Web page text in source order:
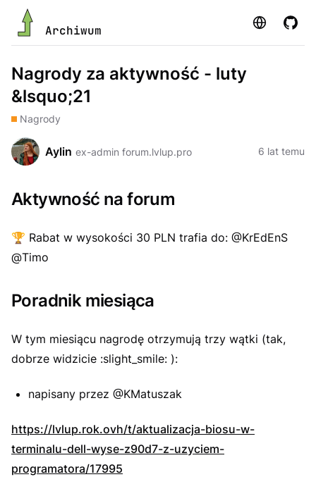
Archiwum Strona
Nagrody za aktywność - luty
&lsquo;21
Nagrody
Aylin ex-admin forum.lvlup.pro 6 lat temu
Aktywność na forum
🏆 Rabat w wysokości 30 PLN trafia do: @KrEdEnS
@Timo
Poradnik miesiąca
W tym miesiącu nagrodę otrzymują trzy wątki (tak,
dobrze widzicie :slight_smile: ):
napisany przez @KMatuszak
https://lvlup.rok.ovh/t/aktualizacja-biosu-w-
terminalu-dell-wyse-z90d7-z-uzyciem-
programatora/17995